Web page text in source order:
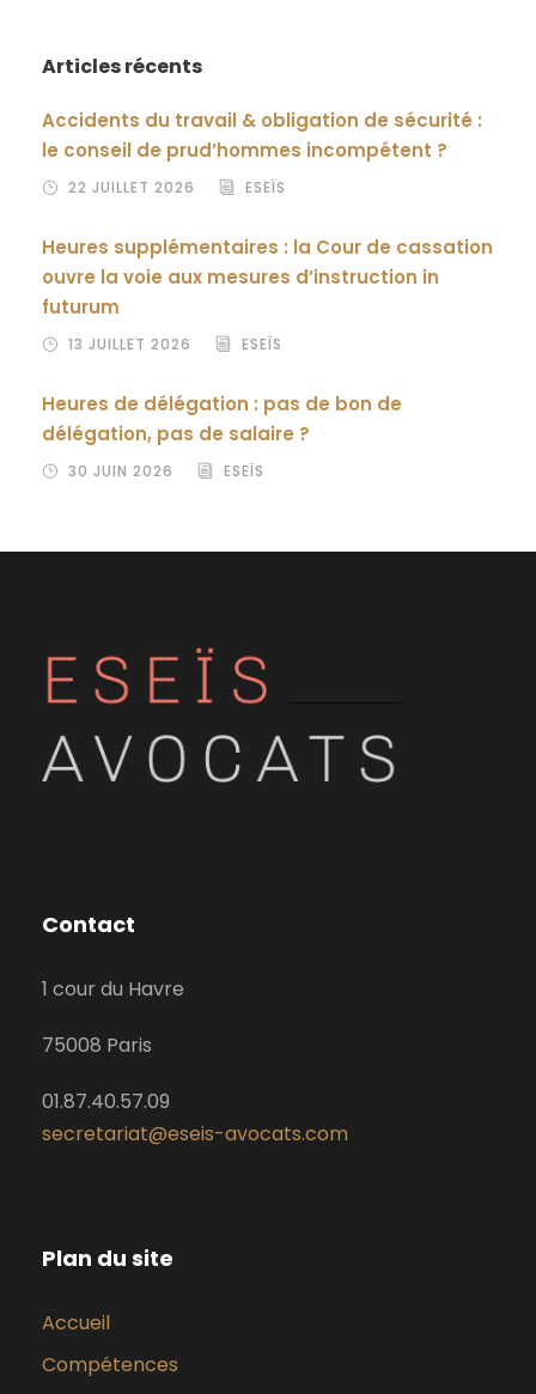
Articles récents
Accidents du travail & obligation de sécurité :
le conseil de prud’hommes incompétent ?
22 JUILLET 2026 ESEÏS
Heures supplémentaires : la Cour de cassation
ouvre la voie aux mesures d’instruction in
futurum
13 JUILLET 2026 ESEÏS
Heures de délégation : pas de bon de
délégation, pas de salaire ?
30 JUIN 2026 ESEÏS
Contact
1 cour du Havre
75008 Paris
01.87.40.57.09
secretariat@eseis-avocats.com
Plan du site
Accueil
Compétences